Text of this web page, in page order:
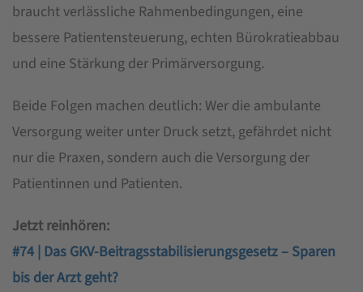
braucht verlässliche Rahmenbedingungen, eine
bessere Patientensteuerung, echten Bürokratieabbau
und eine Stärkung der Primärversorgung.
Beide Folgen machen deutlich: Wer die ambulante
Versorgung weiter unter Druck setzt, gefährdet nicht
nur die Praxen, sondern auch die Versorgung der
Patientinnen und Patienten.
Jetzt reinhören:
#74 | Das GKV-Beitragsstabilisierungsgesetz – Sparen
bis der Arzt geht?